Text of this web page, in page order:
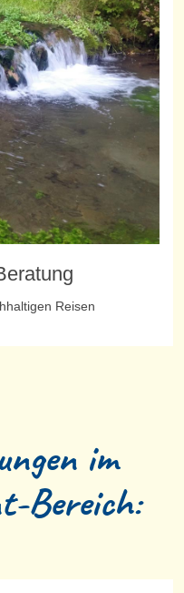
Reisen
im
Bereich: